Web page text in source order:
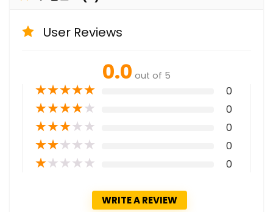
User Reviews
0.0 out of 5
★★★★★ 0
★★★★★ 0
★★★★★ 0
★★★★★ 0
★★★★★ 0
WRITE A REVIEW